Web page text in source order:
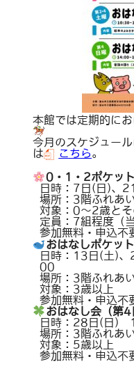
本館では定期的に
今月のスケジュー
は
こちら。
0・1・2ポケッ
日時：7日(日)
場所：3階ふれあ
対象：0～2歳と
定員：7組程度（
参加無料・申込不
おはなしポケッ
日時：13日(土)
00
場所：3階ふれあ
対象：3歳以上
参加無料・申込不
おはなし会（第4
日時：28日(日)
場所：3階ふれあ
対象：5歳以上
参加無料・申込不